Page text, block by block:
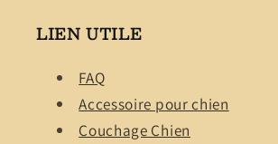
LIEN UTILE
FAQ
Accessoire pour chien
Couchage Chien